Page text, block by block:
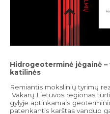
Hidrogeoterminė jėgainė
katilinės
Remiantis mokslinių tyrimų
Vakarų Lietuvos regionas
gylyje aptinkamais
patenkantis karštas vanduo